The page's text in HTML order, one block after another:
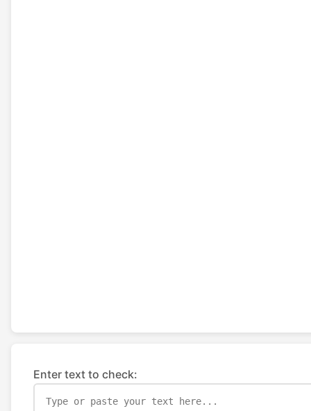
Enter text to check: